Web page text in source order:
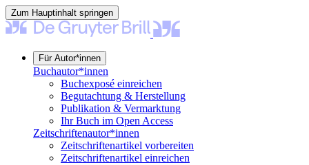
Zum Hauptinhalt springen
Für Autor*innen
Buchautor*innen
Buchexposé einreichen
Begutachtung & Herstellung
Publikation & Vermarktung
Ihr Buch im Open Access
Zeitschriftenautor*innen
Zeitschriftenartikel vorbereiten
Zeitschriftenartikel einreichen